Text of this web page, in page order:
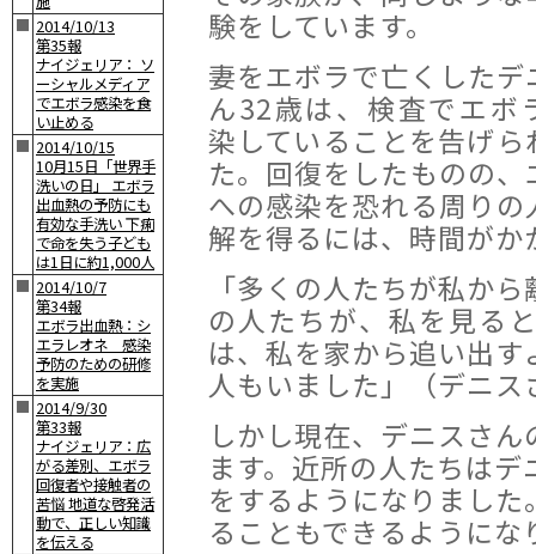
■ 2014/10/13
第35報
ナイジェリア： ソ
ーシャルメディア
でエボラ感染を食
い止める
■ 2014/10/15
10月15日「世界手
洗いの日」 エボラ
出血熱の予防にも
有効な手洗い 下痢
で命を失う子ども
は1日に約1,000人
■ 2014/10/7
第34報
エボラ出血熱：シ
エラレオネ 感染
予防のための研修
を実施
■ 2014/9/30
第33報
ナイジェリア：広
がる差別、エボラ
回復者や接触者の
苦悩 地道な啓発活
動で、正しい知識
を伝える
験をしています。
妻をエボラで亡くしたデ
ん32歳は、検査でエボ
染していることを告げら
た。回復をしたものの、
への感染を恐れる周りの
解を得るには、時間が
「多くの人たちが私か
の人たちが、私を見る
は、私を家から追い出
人もいました」（デニス
しかし現在、デニスさ
ます。近所の人たちは
をするようになりまし
ることもできるようにな